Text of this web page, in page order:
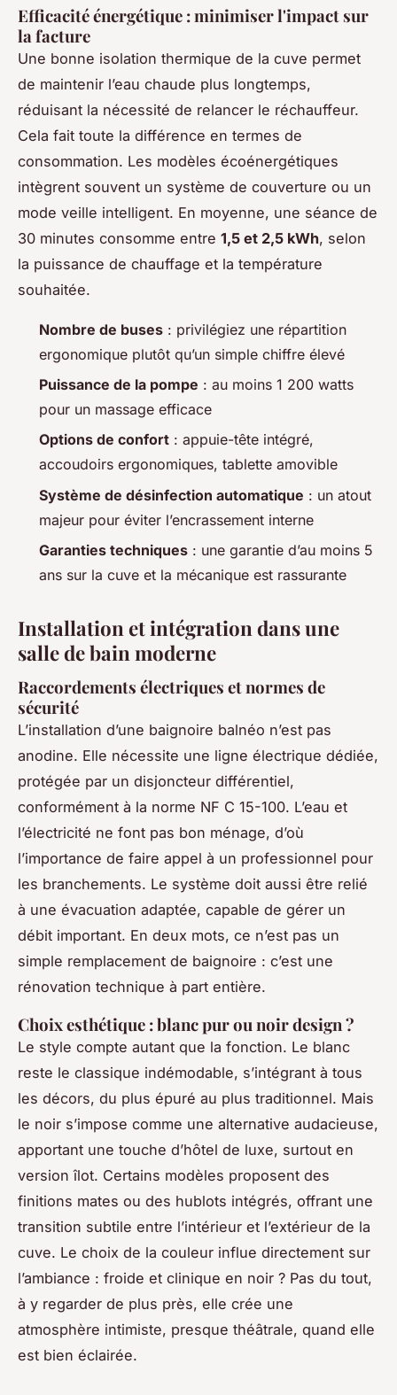
Efficacité énergétique : minimiser l'impact sur
la facture
Une bonne isolation thermique de la cuve permet
de maintenir l’eau chaude plus longtemps,
réduisant la nécessité de relancer le réchauffeur.
Cela fait toute la différence en termes de
consommation. Les modèles écoénergétiques
intègrent souvent un système de couverture ou un
mode veille intelligent. En moyenne, une séance de
30 minutes consomme entre 1,5 et 2,5 kWh, selon
la puissance de chauffage et la température
souhaitée.
Nombre de buses : privilégiez une répartition
ergonomique plutôt qu’un simple chiffre élevé
Puissance de la pompe : au moins 1 200 watts
pour un massage efficace
Options de confort : appuie-tête intégré,
accoudoirs ergonomiques, tablette amovible
Système de désinfection automatique : un atout
majeur pour éviter l’encrassement interne
Garanties techniques : une garantie d’au moins 5
ans sur la cuve et la mécanique est rassurante
Installation et intégration dans une
salle de bain moderne
Raccordements électriques et normes de
sécurité
L’installation d’une baignoire balnéo n’est pas
anodine. Elle nécessite une ligne électrique dédiée,
protégée par un disjoncteur différentiel,
conformément à la norme NF C 15-100. L’eau et
l’électricité ne font pas bon ménage, d’où
l’importance de faire appel à un professionnel pour
les branchements. Le système doit aussi être relié
à une évacuation adaptée, capable de gérer un
débit important. En deux mots, ce n’est pas un
simple remplacement de baignoire : c’est une
rénovation technique à part entière.
Choix esthétique : blanc pur ou noir design ?
Le style compte autant que la fonction. Le blanc
reste le classique indémodable, s’intégrant à tous
les décors, du plus épuré au plus traditionnel. Mais
le noir s’impose comme une alternative audacieuse,
apportant une touche d’hôtel de luxe, surtout en
version îlot. Certains modèles proposent des
finitions mates ou des hublots intégrés, offrant une
transition subtile entre l’intérieur et l’extérieur de la
cuve. Le choix de la couleur influe directement sur
l’ambiance : froide et clinique en noir ? Pas du tout,
à y regarder de plus près, elle crée une
atmosphère intimiste, presque théâtrale, quand elle
est bien éclairée.